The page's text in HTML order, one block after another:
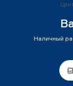
Наличный